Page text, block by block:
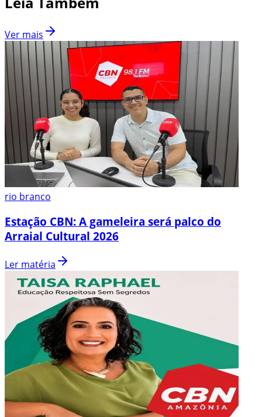
Ver mais
rio branco
Estação CBN: A gameleira será palco do
Arraial Cultural 2026
Ler matéria